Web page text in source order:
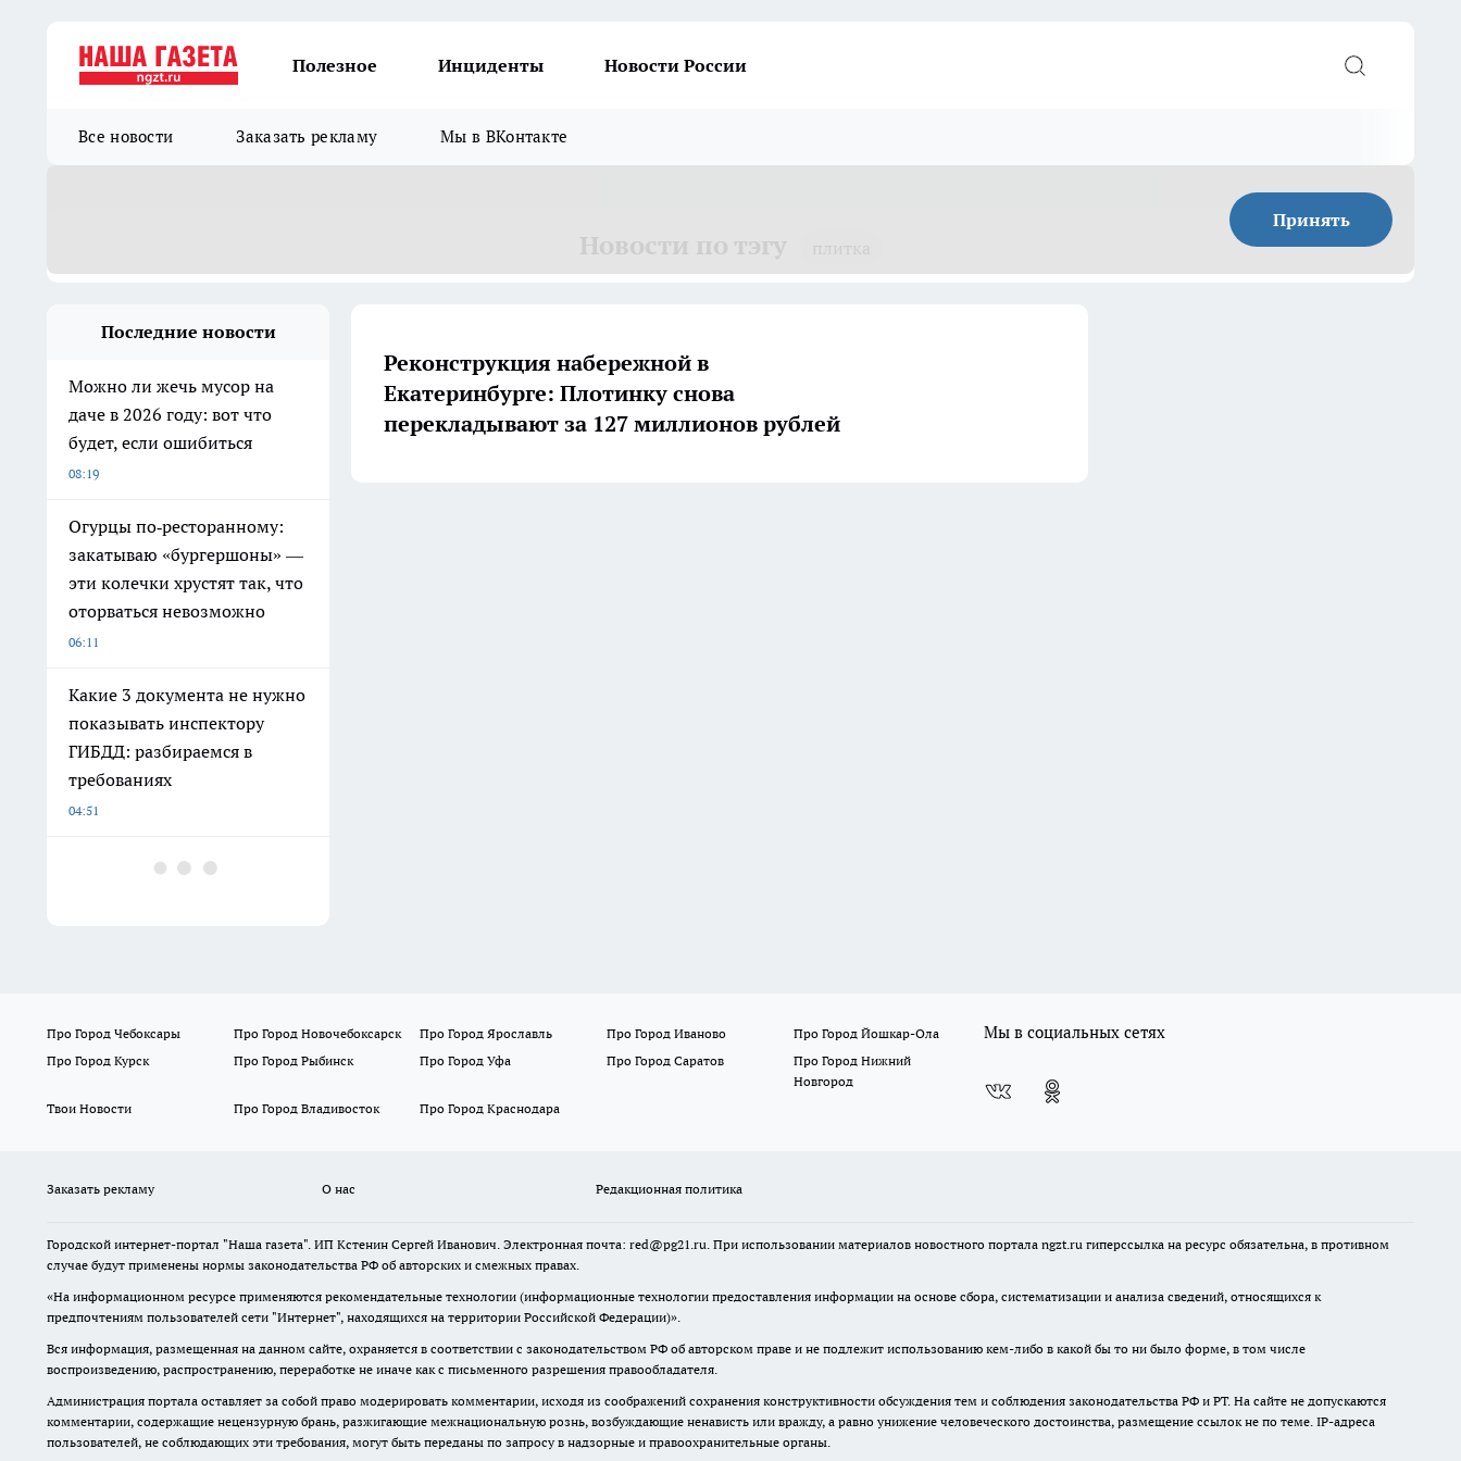
Полезное Инциденты Новости России
Все новости Заказать рекламу Мы в ВКонтакте
Принять
Последние новости
Можно ли жечь мусор на
даче в 2026 году: вот что
будет, если ошибиться
08:19
Огурцы по‑ресторанному:
закатываю «бургершоны» —
эти колечки хрустят так, что
оторваться невозможно
06:11
Какие 3 документа не нужно
показывать инспектору
ГИБДД: разбираемся в
требованиях
04:51
Реконструкция набережной в
Екатеринбурге: Плотинку снова
перекладывают за 127 миллионов рублей
Про Город Чебоксары Про Город Новочебоксарск Про Город Ярославль Про Город Иваново
Про Город Йошкар-Ола
Про Город Курск
Про Город Рыбинск Про Город Уфа Про Город Саратов
Про Город Нижний
Новгород
Твои Новости
Про Город Владивосток Про Город Краснодара
Мы в социальных сетях
Заказать рекламу О нас Редакционная политика
Городской интернет-портал "Наша газета". ИП Кстенин Сергей Иванович. Электронная почта: red@pg21.ru. При использовании материалов новостного портала ngzt.ru гиперссылка на ресурс обязательна, в противном
случае будут применены нормы законодательства РФ об авторских и смежных правах.
«На информационном ресурсе применяются рекомендательные технологии (информационные технологии предоставления информации на основе сбора, систематизации и анализа сведений, относящихся к
предпочтениям пользователей сети "Интернет", находящихся на территории Российской Федерации)».
Вся информация, размещенная на данном сайте, охраняется в соответствии с законодательством РФ об авторском праве и не подлежит использованию кем-либо в какой бы то ни было форме, в том числе
воспроизведению, распространению, переработке не иначе как с письменного разрешения правообладателя.
Администрация портала оставляет за собой право модерировать комментарии, исходя из соображений сохранения конструктивности обсуждения тем и соблюдения законодательства РФ и РТ. На сайте не допускаются
комментарии, содержащие нецензурную брань, разжигающие межнациональную рознь, возбуждающие ненависть или вражду, а равно унижение человеческого достоинства, размещение ссылок не по теме. IP-адреса
пользователей, не соблюдающих эти требования, могут быть переданы по запросу в надзорные и правоохранительные органы.